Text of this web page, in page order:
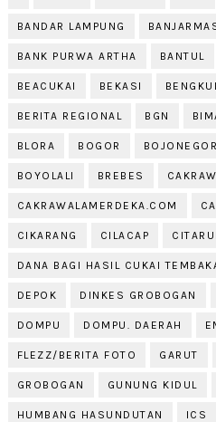
BANDAR LAMPUNG
BANK PURWA ARTHA BANTUL
BEACUKAI BEKASI
BERITA REGIONAL BGN
BLORA BOGOR
BOYOLALI BREBES
CAKRAWALAMERDEKA.COM
CIKARANG CILACAP
DANA BAGI HASIL CUKAI
DEPOK DINKES GROBOGAN
DOMPU DOMPU. DAERAH
FLEZZ/BERITA FOTO GARUT
GROBOGAN GUNUNG KIDUL
HUMBANG HASUNDUTAN ICS